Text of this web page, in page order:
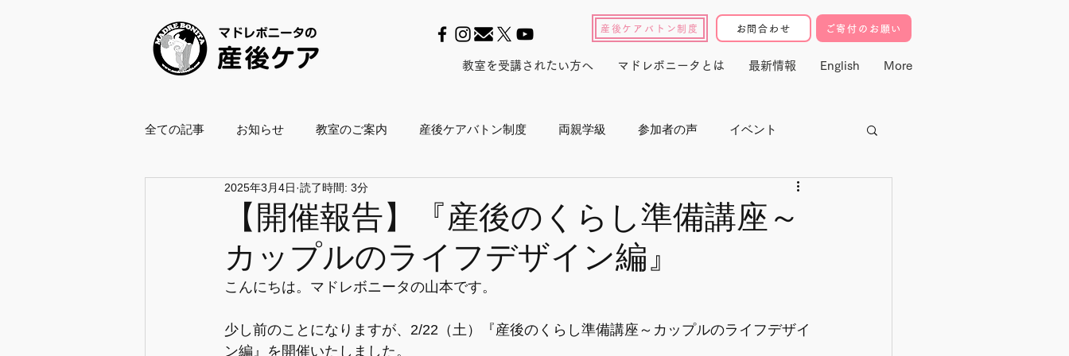
お問合わせ ご寄付のお願い
教室を受講されたい方へ マドレボニータとは 最新情報 English More
産後ケアバトン制度
全ての記事 お知らせ 教室のご案内 産後ケアバトン制度 両親学級 参加者の声 イベント
養成スクール2021 養成スクール2022
ボールエクササイズ指導士 産後白書 会員活動 マドレジャーナル メルマガ
企業・自治体協働 メディア 東京マラソン ボランティア活動
【開催報告】『産後のくらし準備講座～
カップルのライフデザイン編』
2025年3月4日 読了時間: 3分
こんにちは。マドレボニータの山本です。
少し前のことになりますが、2/22（土）『産後のくらし準備講座～カップルのライフデザイ
ン編』を開催いたしました。